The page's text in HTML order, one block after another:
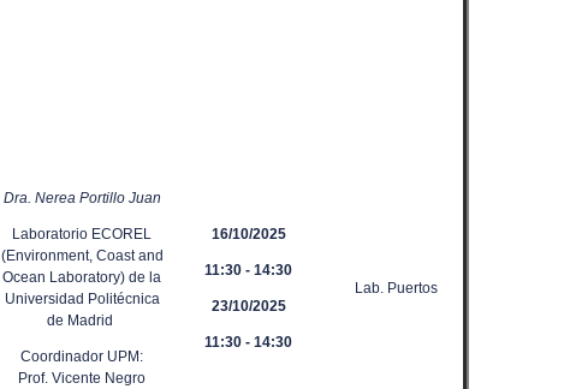
Dra. Nerea Portillo Juan
Laboratorio ECOREL
(Environment, Coast and
Ocean Laboratory) de la
Universidad Politécnica
de Madrid
Coordinador UPM:
Prof. Vicente Negro
16/10/2025
11:30 - 14:30
23/10/2025
11:30 - 14:30
Lab. Puertos